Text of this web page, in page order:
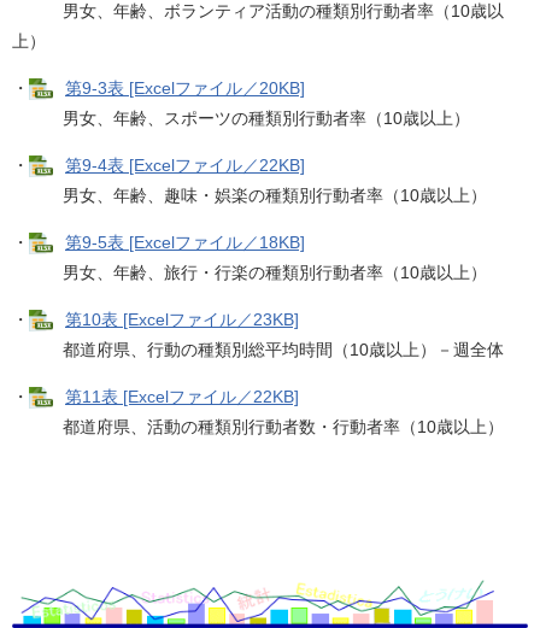
男女、年齢、ボランティア活動の種類別行動者率（10歳以
上）
・
第9-3表 [Excelファイル／20KB]
男女、年齢、スポーツの種類別行動者率（10歳以上）
・
第9-4表 [Excelファイル／22KB]
男女、年齢、趣味・娯楽の種類別行動者率（10歳以上）
・
第9-5表 [Excelファイル／18KB]
男女、年齢、旅行・行楽の種類別行動者率（10歳以上）
・
第10表 [Excelファイル／23KB]
都道府県、行動の種類別総平均時間（10歳以上）－週全体
・
第11表 [Excelファイル／22KB]
都道府県、活動の種類別行動者数・行動者率（10歳以上）